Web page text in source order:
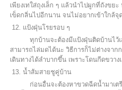
เพียงเทใส่ถุงเล็ก ๆ แล้วนำไปผูกที่ถังขย
เข็ดกลิ่นไปอีกนาน จนไม่อยากเข้าใกล้จุ
12. แป้งฝุ่นโรยรอบ ๆ
ทุกบ้านจะต้องมีแป้งฝุ่นติดบ้านไว้เส
สามารถไล่มดได้นะ วิธีการก็ไม่ต่างจาก
เดินทางได้ลำบากขึ้น เพราะโดนกีดขวาง
13. น้ำส้มสายชูคู่บ้าน
ก่อนอื่นจะต้องหาขวดฉีดน้ำมาเตรี